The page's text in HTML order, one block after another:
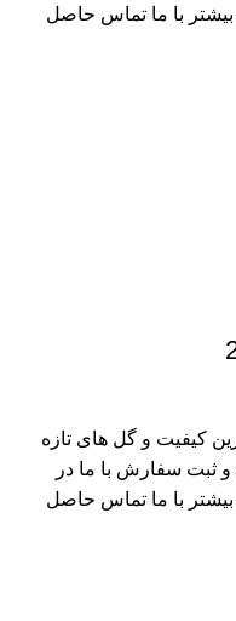
با ما تماس حاصل
کیفیت و گل های تازه
و ثبت سفارش با ما در
با ما تماس حاصل